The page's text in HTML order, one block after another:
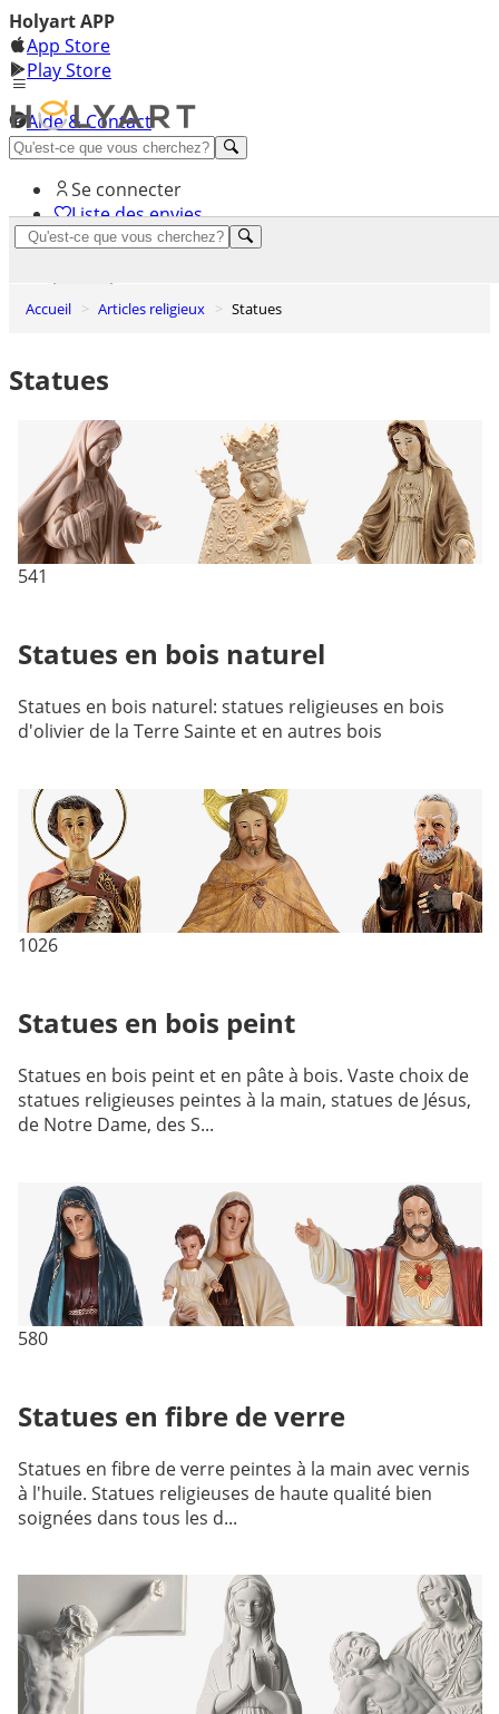
Holyart APP
App Store
Play Store
Aide & Contact
Découvrez Premium
Se connecter
Liste des envies
Accueil Articles religieux Statues
Statues
541
Statues en bois naturel
Statues en bois naturel: statues religieuses en bois
d'olivier de la Terre Sainte et en autres bois
1026
Statues en bois peint
Statues en bois peint et en pâte à bois. Vaste choix de
statues religieuses peintes à la main, statues de Jésus,
de Notre Dame, des S...
580
Statues en fibre de verre
Statues en fibre de verre peintes à la main avec vernis
à l'huile. Statues religieuses de haute qualité bien
soignées dans tous les d...